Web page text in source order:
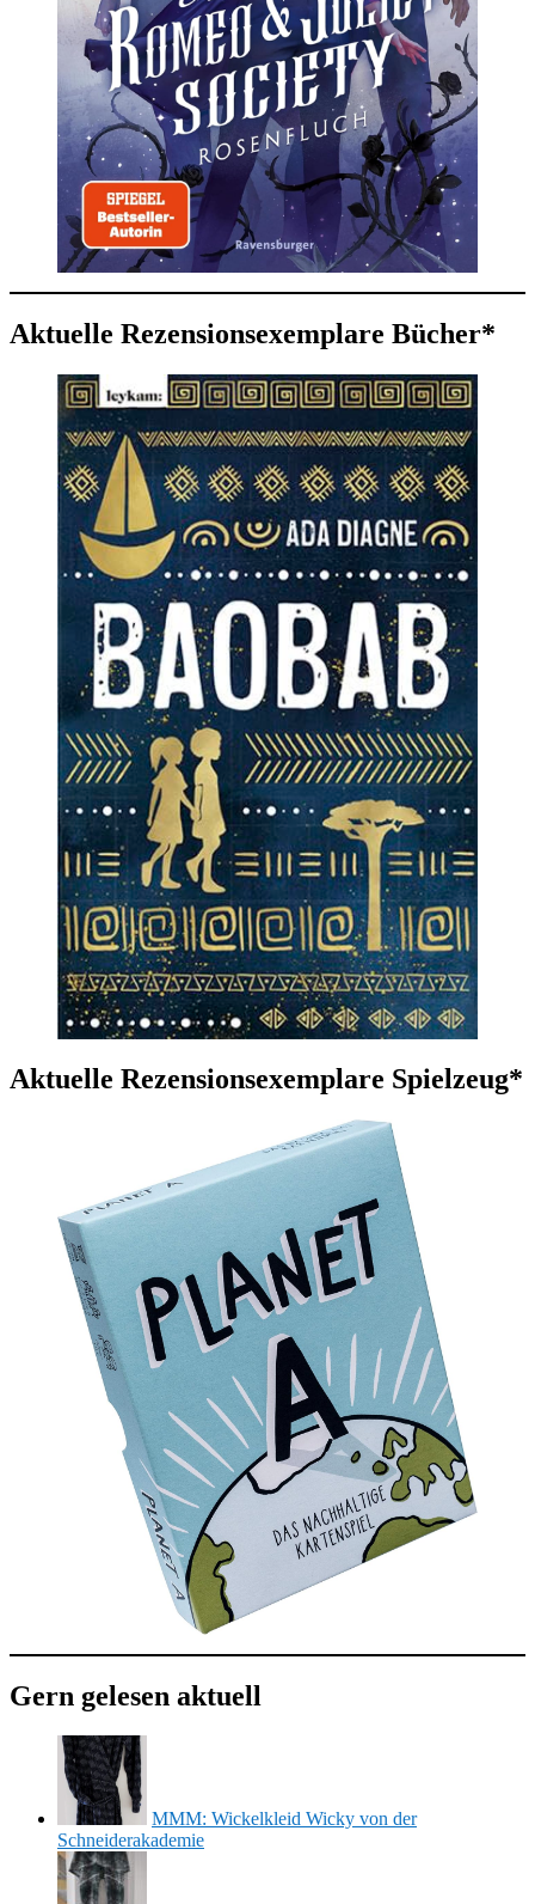
Aktuelle Rezensionsexemplare Bücher*
Aktuelle Rezensionsexemplare Spielzeug*
Gern gelesen aktuell
MMM: Wickelkleid Wicky von der
Schneiderakademie